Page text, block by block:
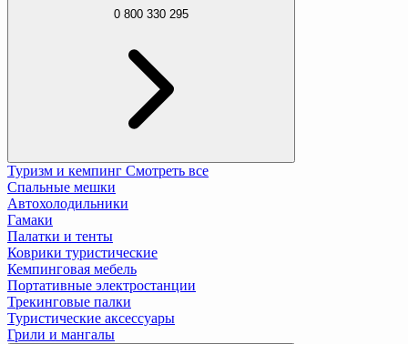
0 800 330 295
Туризм и кемпинг Смотреть все
Спальные мешки
Автохолодильники
Гамаки
Палатки и тенты
Коврики туристические
Кемпинговая мебель
Портативные электростанции
Трекинговые палки
Туристические аксессуары
Грили и мангалы